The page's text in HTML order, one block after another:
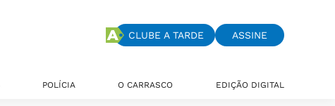
CLUBE A TARDE ASSINE
POLÍCIA O CARRASCO EDIÇÃO DIGITAL